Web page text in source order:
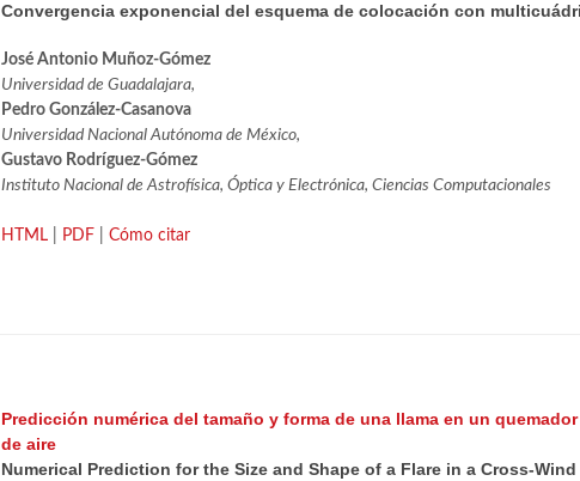
Convergencia exponencial del esquema de colocación con
José Antonio Muñoz-Gómez
Universidad de Guadalajara,
Pedro González-Casanova
Universidad Nacional Autónoma de México,
Gustavo Rodríguez-Gómez
Instituto Nacional de Astrofísica, Óptica y Electrónica, Ciencias Computacionales
HTML| PDF Cómo citar
Predicción numérica del tamaño y forma de una llama en un
de aire
Numerical Prediction for the Size and Shape of a Flare in a Cross-Wind